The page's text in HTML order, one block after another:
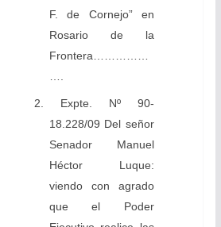
F. de Cornejo” en
Rosario de la
Frontera……………
….
2. Expte. Nº 90-
18.228/09 Del señor
Senador Manuel
Héctor Luque:
viendo con agrado
que el Poder